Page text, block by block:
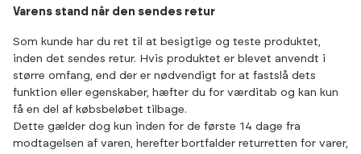
Varens stand når den sendes retur
Som kunde har du ret til at besigtige og teste produktet,
inden det sendes retur. Hvis produktet er blevet anvendt i
større omfang, end der er nødvendigt for at fastslå dets
funktion eller egenskaber, hæfter du for værditab og kan kun
få en del af købsbeløbet tilbage.
Dette gælder dog kun inden for de første 14 dage fra
modtagelsen af varen, herefter bortfalder returretten for varer,